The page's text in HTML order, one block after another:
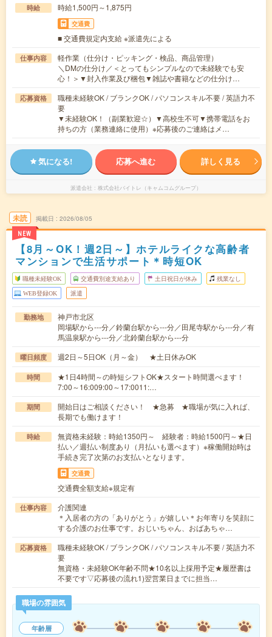
時給 時給1,500円～1,875円
交通費
■ 交通費規定内支給 ※派遣先による
仕事内容
軽作業（仕分け・ピッキング・検品、商品管理）
＼DMの仕分け／＜とってもシンプルなので未経験でも安
心！＞▼封入作業及び梱包▼雑誌や書籍などの仕分け…
応募資格
職種未経験OK / ブランクOK / パソコンスキル不要 / 英語力不
要
▼未経験OK！（副業歓迎☆）▼高校生不可▼携帯電話をお
持ちの方（業務連絡に使用）※応募後のご連絡はメ…
気になる! 応募へ進む 詳しく見る
派遣会社 株式会社バイトレ（キャムコムグループ）
未読
NEW
掲載日 2026/08/05
【8月～OK！週2日～】ホテルライクな高齢者
マンションで生活サポート＊時短OK
職種未経験OK 交通費別途支給あり 土日祝日が休み 残業なし
WEB登録OK 派遣
勤務地
神戸市北区
岡場駅から---分／鈴蘭台駅から---分／田尾寺駅から---分／有
馬温泉駅から---分／北鈴蘭台駅から---分
曜日頻度 週2日～5日OK（月～金） ★土日休みOK
時間
★1日4時間～の時短シフトOK★スタート時間選べます！
7:00～16:009:00～17:0011:…
期間
開始日はご相談ください！ ★急募 ★職場が気に入れば、
長期でも働けます！
時給
無資格未経験：時給1350円～ 経験者：時給1500円～★日
払い／週払い制度あり（月払いも選べます）※稼働開始時は
手続き完了次第のお支払いとなります。
交通費
交通費全額支給※規定有
仕事内容
介護関連
＊入居者の方の「ありがとう」が嬉しい＊お年寄りを笑顔に
する介護のお仕事です。おじいちゃん、おばあちゃ…
応募資格
職種未経験OK / ブランクOK / パソコンスキル不要 / 英語力不
要
無資格・未経験OK年齢不問★10名以上採用予定★履歴書は
不要です▽応募後の流れ1)翌営業日までに担当…
職場の雰囲気
年齢層